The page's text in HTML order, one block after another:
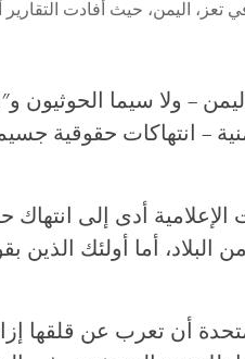
اليمن، حيث أفادت
– ولا سيما الحوثيون
– انتهاكات حقوقية
أدى إلى انتهاك
البلاد، أما أولئك الذين
أن تعرب عن قلقها